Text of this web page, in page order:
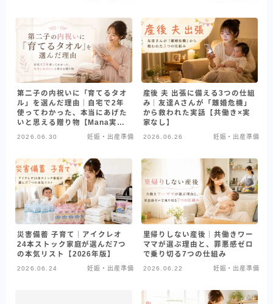
第二子の内祝いに「育てるタオ
ル」を選んだ理由｜自宅で2年
使ってわかった、本当にあげた
いと思える贈り物【Mana実
2026.06.30 妊娠・出産準備
産後 夫 出張に備える3つの仕組
み｜友達Aさんが「離婚危機」
から救われた実話【共働き×実
家なし】
2026.06.26 妊娠・出産準備
災害備蓄 子育て｜アイクレオ
24本ストック家庭が選んだ7つ
の本気リスト【2026年版】
2026.06.24 妊娠・出産準備
里帰りしない産後｜共働きワー
ママが選ぶ理由と、罪悪感ゼロ
で乗り切る7つの仕組み
2026.06.22 妊娠・出産準備